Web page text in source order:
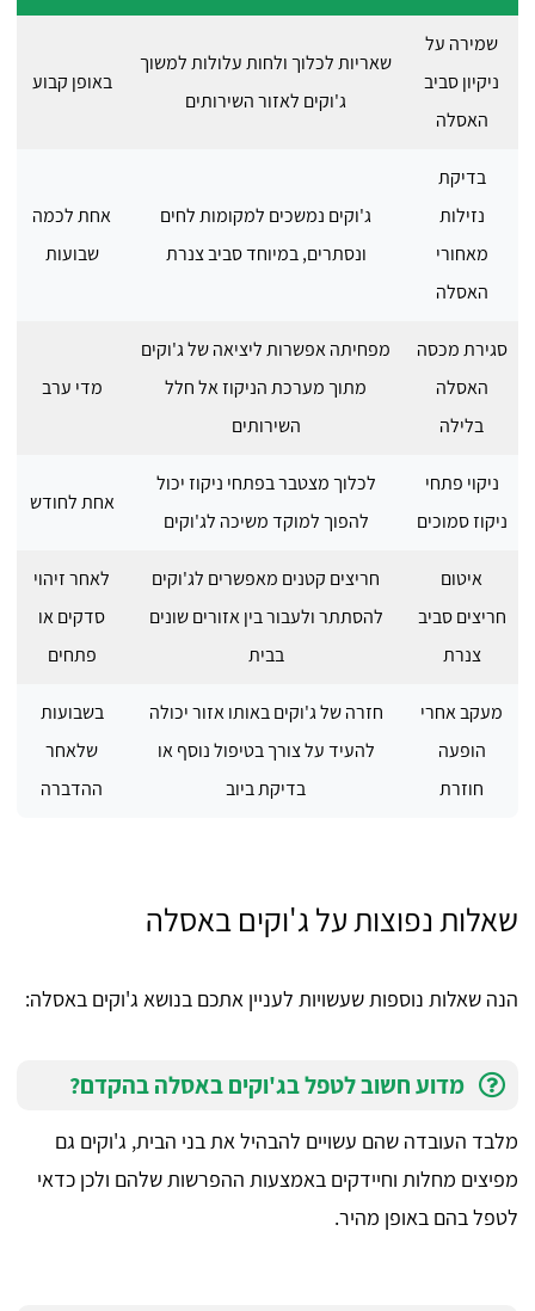
שמירה על
ניקיון סביב
האסלה
שאריות לכלוך ולחות עלולות למשוך
ג'וקים לאזור השירותים
באופן קבוע
בדיקת
נזילות
מאחורי
האסלה
ג'וקים נמשכים למקומות לחים
ונסתרים, במיוחד סביב צנרת
אחת לכמה
שבועות
סגירת מכסה
האסלה
בלילה
מפחיתה אפשרות ליציאה של ג'וקים
מתוך מערכת הניקוז אל חלל
השירותים
מדי ערב
ניקוי פתחי
ניקוז סמוכים
לכלוך מצטבר בפתחי ניקוז יכול
להפוך למוקד משיכה לג'וקים
אחת לחודש
איטום
חריצים סביב
צנרת
חריצים קטנים מאפשרים לג'וקים
להסתתר ולעבור בין אזורים שונים
בבית
לאחר זיהוי
סדקים או
פתחים
מעקב אחרי
הופעה
חוזרת
חזרה של ג'וקים באותו אזור יכולה
להעיד על צורך בטיפול נוסף או
בדיקת ביוב
בשבועות
שלאחר
ההדברה
שאלות נפוצות על ג'וקים באסלה
הנה שאלות נוספות שעשויות לעניין אתכם בנושא ג'וקים באסלה:
מדוע חשוב לטפל בג'וקים באסלה בהקדם?
מלבד העובדה שהם עשויים להבהיל את בני הבית, ג'וקים גם
מפיצים מחלות וחיידקים באמצעות ההפרשות שלהם ולכן כדאי
לטפל בהם באופן מהיר.